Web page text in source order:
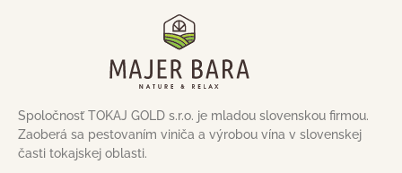
Spoločnosť TOKAJ GOLD s.r.o. je mladou slovenskou firmou.
Zaoberá sa pestovaním viniča a výrobou vína v slovenskej
časti tokajskej oblasti.